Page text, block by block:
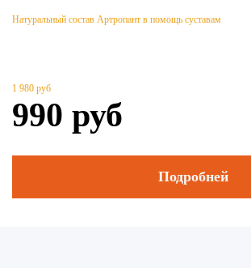
Натуральный состав Артропант в помощь суставам
1 980 руб
990 руб
Подробней